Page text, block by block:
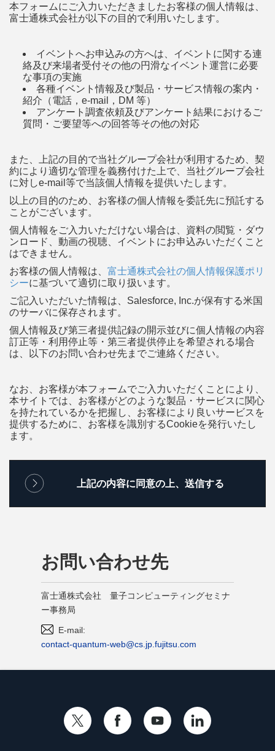
本フォームにご入力いただきましたお客様の個人情報は、
富士通株式会社が以下の目的で利用いたします。
イベントへお申込みの方へは、イベントに関する連
絡及び来場者受付その他の円滑なイベント運営に必要
な事項の実施
各種イベント情報及び製品・サービス情報の案内・
紹介（電話，e-mail，DM 等）
アンケート調査依頼及びアンケート結果におけるご
質問・ご要望等への回答等その他の対応
また、上記の目的で当社グループ会社が利用するため、契
約により適切な管理を義務付けた上で、当社グループ会社
に対しe-mail等で当該個人情報を提供いたします。
以上の目的のため、お客様の個人情報を委託先に預託する
ことがございます。
個人情報をご入力いただけない場合は、資料の閲覧・ダウ
ンロード、動画の視聴、イベントにお申込みいただくこと
はできません。
お客様の個人情報は、 富士通株式会社の個人情報保護ポリ
シーに基づいて適切に取り扱います。
ご記入いただいた情報は、Salesforce, Inc.が保有する米国
のサーバに保存されます。
個人情報及び第三者提供記録の開示並びに個人情報の内容
訂正等・利用停止等・第三者提供停止を希望される場合
は、以下のお問い合わせ先までご連絡ください。
なお、お客様が本フォームでご入力いただくことにより、
本サイトでは、お客様がどのような製品・サービスに関心
を持たれているかを把握し、お客様により良いサービスを
提供するために、お客様を識別するCookieを発行いたし
ます。
お問い合わせ先
富士通株式会社 量子コンピューティングセミナ
ー事務局
E-mail:
contact-quantum-web@cs.jp.fujitsu.com